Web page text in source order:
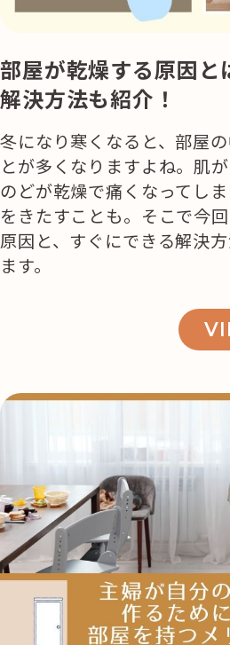
部屋が乾燥する原因と
解決方法も紹介！
冬になり寒くなると、部屋
とが多くなりますよね。肌が
のどが乾燥で痛くなってし
をきたすことも。そこで今
原因と、すぐにできる解決
ます。